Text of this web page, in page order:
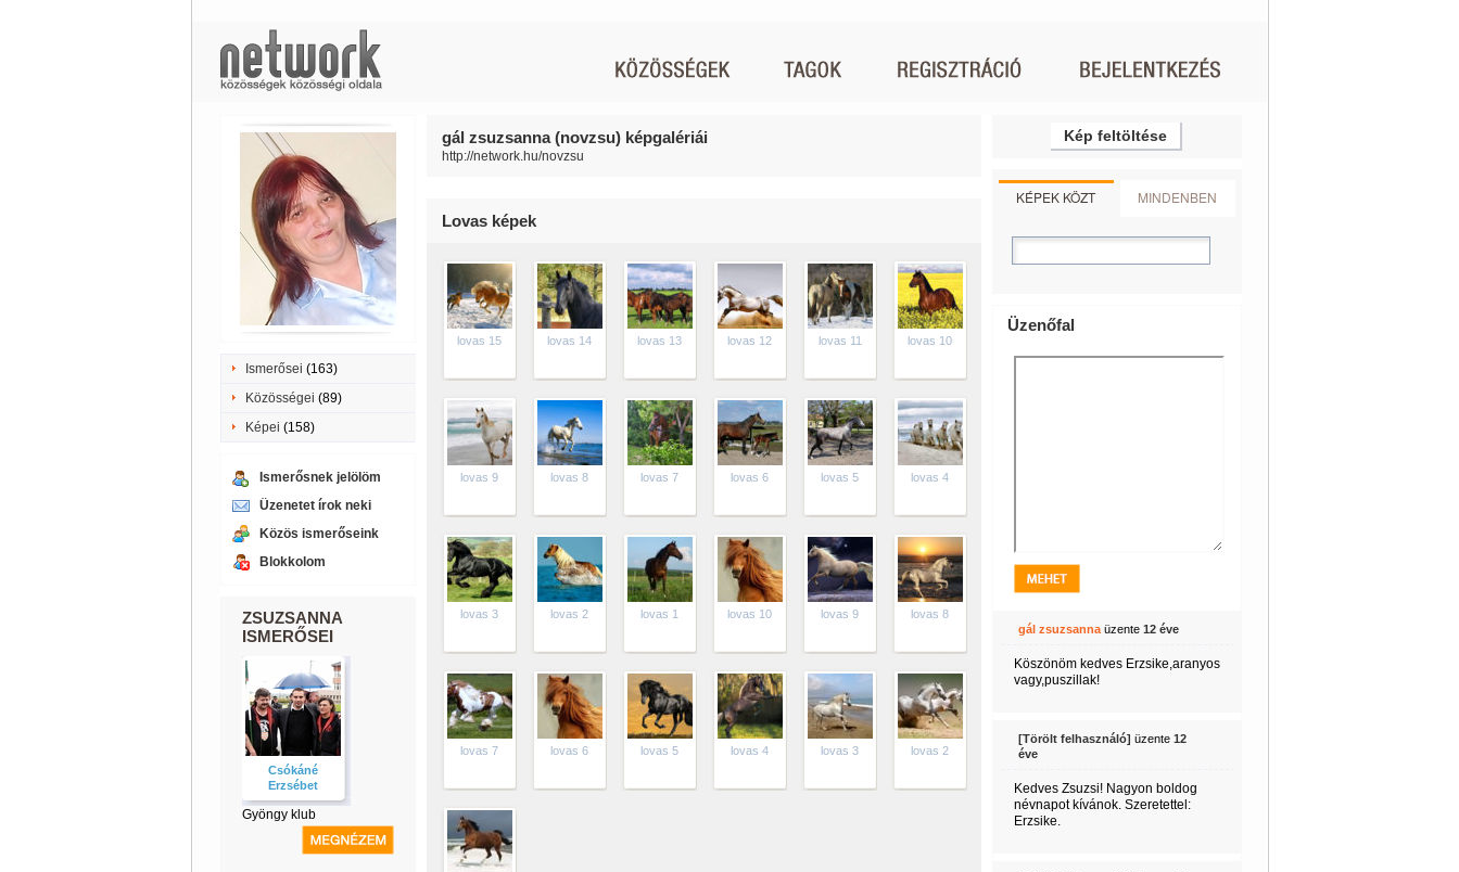
Ismerősei (163)
Közösségei (89)
Képei (158)
Ismerősnek jelölöm
Üzenetet írok neki
Közös ismerőseink
Blokkolom
ZSUZSANNA
ISMERŐSEI
Csókáné
Erzsébet
Gyöngy klub
gál zsuzsanna (novzsu) képgalériái
http://network.hu/novzsu
Lovas képek
lovas 15 lovas 14 lovas 13 lovas 12 lovas 11 lovas 10
lovas 9 lovas 8 lovas 7 lovas 6 lovas 5 lovas 4
lovas 3 lovas 2 lovas 1 lovas 10 lovas 9 lovas 8
lovas 7 lovas 6 lovas 5 lovas 4 lovas 3 lovas 2
Kép feltöltése
KÉPEK KÖZT MINDENBEN
Üzenőfal
gál zsuzsannaüzente 12 éve
Köszönöm kedves Erzsike,aranyos
vagy,puszillak!
[Törölt felhasználó] üzente 12
éve
Kedves Zsuzsi! Nagyon boldog
névnapot kívánok. Szeretettel:
Erzsike.